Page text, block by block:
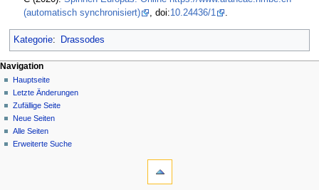
(automatisch synchronisiert)
, doi:10.24436/1 .
Kategorie: Drassodes
Navigation
Hauptseite
Letzte Änderungen
Zufällige Seite
Neue Seiten
Alle Seiten
Erweiterte Suche